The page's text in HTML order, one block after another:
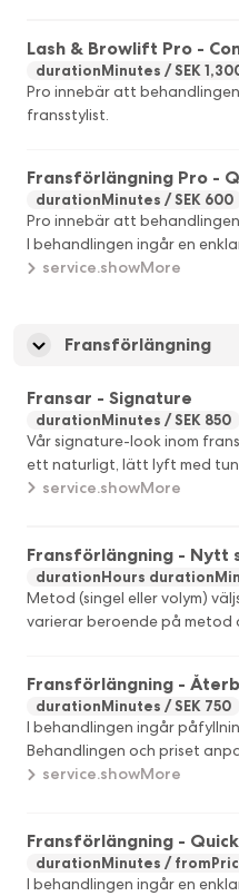
Lash & Browlift Pro -
durationMinutes SEK
Pro innebär att
fransstylist.
Fransförlängning Pro -
durationMinutes SEK 600
Pro innebär att
I behandlingen ingår en
fransförlängning med max
service.showMore
Fransförlängning
Fransar - Signature
durationMinutes SEK 850
Vår signature-look inom
ett naturligt, lätt lyft med
ett mjukt "mascara-resultat".
service.showMore
Fransförlängning - Nytt
durationHours
Metod (singel eller volym)
varierar beroende på metod
Fransförlängning -
durationMinutes SEK 750
I behandlingen ingår
Behandlingen och priset
mängden kvarvarande
service.showMore
Fransförlängning -
durationMinutes
I behandlingen ingår en